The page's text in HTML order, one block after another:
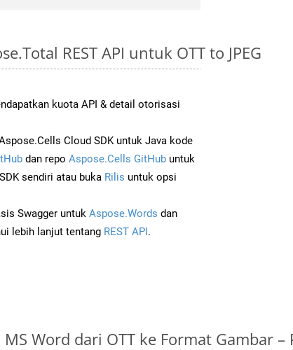
REST API untuk OTT to JPEG
kuota API & detail otorisasi
Cloud SDK untuk Java kode
dan repo Aspose.Cells GitHub untuk
sendiri atau buka Rilis untuk opsi
Swagger untuk Aspose.Words dan
lebih lanjut tentang REST API.
Word dari OTT ke Format Gambar